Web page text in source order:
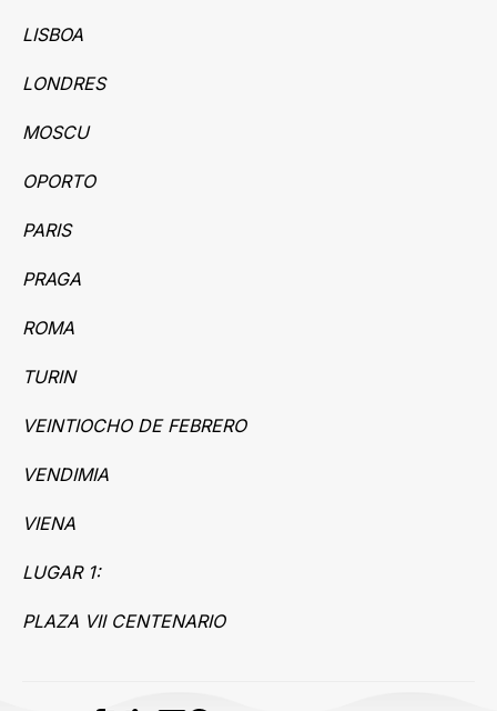
LISBOA
LONDRES
MOSCU
OPORTO
PARIS
PRAGA
ROMA
TURIN
VEINTIOCHO DE FEBRERO
VENDIMIA
VIENA
LUGAR 1:
PLAZA VII CENTENARIO